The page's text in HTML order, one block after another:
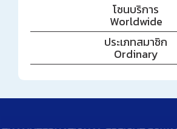
โซนบริการ
Worldwide
ประเภทสมาชิก
Ordinary